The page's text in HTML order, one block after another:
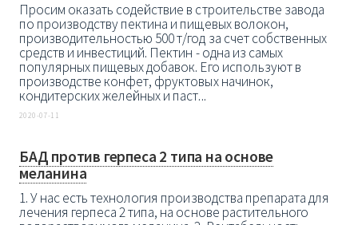
Просим оказать содействие в строительстве завода
по производству пектина и пищевых волокон,
производительностью 500 т/год за счет собственных
средств и инвестиций. Пектин - одна из самых
популярных пищевых добавок. Его используют в
производстве конфет, фруктовых начинок,
кондитерских желейных и паст...
2020-07-11
БАД против герпеса 2 типа на основе
меланина
1. У нас есть технология производства препарата для
лечения герпеса 2 типа, на основе растительного